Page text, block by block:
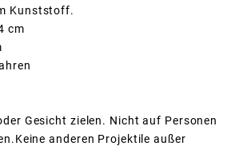
Kunststoff.
cm
Gesicht zielen. Nicht auf Personen
anderen Projektile außer